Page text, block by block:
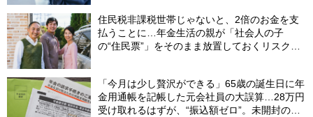
住民税非課税世帯じゃないと、2倍のお金を支
払うことに…年金生活の親が「社会人の子
の“住民票”」をそのまま放置しておくリスク。
「今月は少し贅沢ができる」65歳の誕生日に年
金用通帳を記帳した元会社員の大誤算…28万円
受け取れるはずが、“振込額ゼロ”。未開封の郵